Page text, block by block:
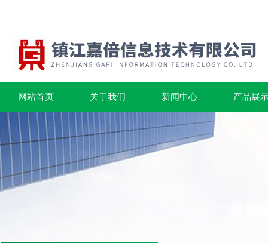
网站首页 关于我们 新闻中心 产品展